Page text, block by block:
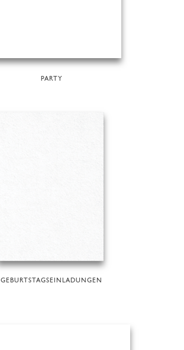
PARTY
GEBURTSTAGSEINLADUNGEN